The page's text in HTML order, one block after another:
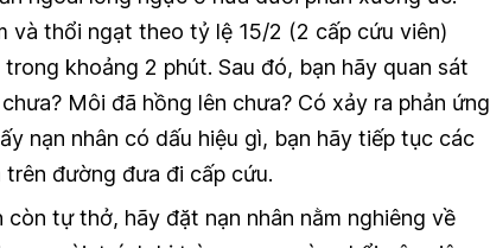
và thổi ngạt theo tỷ lệ 15/2 (2 cấp cứu viên)
khoảng 2 phút. Sau đó, bạn hãy quan sát
Môi đã hồng lên chưa? Có xảy ra phản ứng
nạn nhân có dấu hiệu gì, bạn hãy tiếp tục các
đường đưa đi cấp cứu.
còn tự thở, hãy đặt nạn nhân nằm nghiêng về